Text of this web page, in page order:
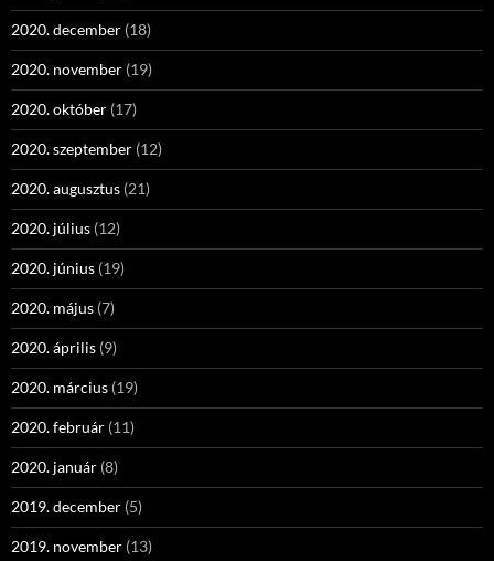
2020. december (18)
2020. november (19)
2020. október (17)
2020. szeptember (12)
2020. augusztus (21)
2020. július (12)
2020. június (19)
2020. május (7)
2020. április (9)
2020. március (19)
2020. február (11)
2020. január (8)
2019. december (5)
2019. november (13)